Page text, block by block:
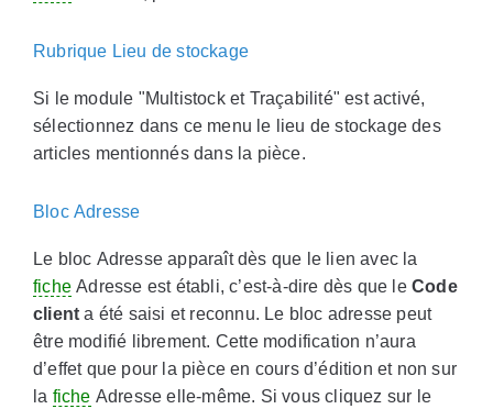
Rubrique Lieu de stockage
Si le module "Multistock et Traçabilité" est activé,
sélectionnez dans ce menu le lieu de stockage des
articles mentionnés dans la pièce.
Bloc Adresse
Le bloc Adresse apparaît dès que le lien avec la
fiche Adresse est établi, c’est-à-dire dès que le Code
client a été saisi et reconnu. Le bloc adresse peut
être modifié librement. Cette modification n’aura
d’effet que pour la pièce en cours d’édition et non sur
la fiche Adresse elle-même. Si vous cliquez sur le